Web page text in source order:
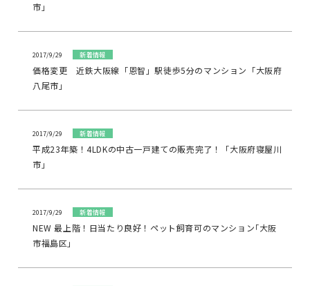
市」
2017/9/29 新着情報
価格変更 近鉄大阪線「恩智」駅徒歩5分のマンション「大阪府
八尾市」
2017/9/29 新着情報
平成23年築！4LDKの中古一戸建ての販売完了！「大阪府寝屋川
市」
2017/9/29 新着情報
NEW 最上階！日当たり良好！ペット飼育可のマンション｢大阪
市福島区｣